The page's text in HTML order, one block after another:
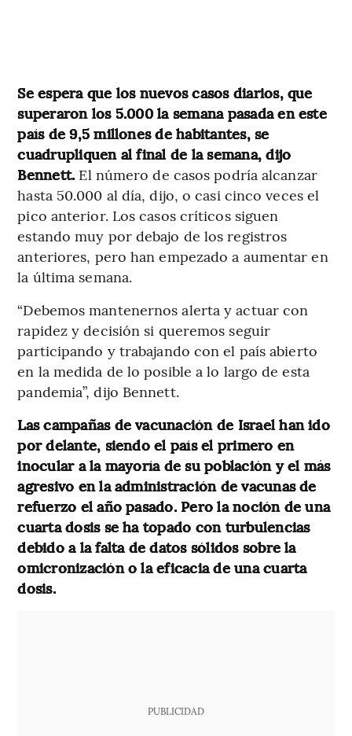
Se espera que los nuevos casos diarios, que
superaron los 5.000 la semana pasada en este
país de 9,5 millones de habitantes, se
cuadrupliquen al final de la semana, dijo
Bennett. El número de casos podría alcanzar
hasta 50.000 al día, dijo, o casi cinco veces el
pico anterior. Los casos críticos siguen
estando muy por debajo de los registros
anteriores, pero han empezado a aumentar en
la última semana.
“Debemos mantenernos alerta y actuar con
rapidez y decisión si queremos seguir
participando y trabajando con el país abierto
en la medida de lo posible a lo largo de esta
pandemia”, dijo Bennett.
Las campañas de vacunación de Israel han ido
por delante, siendo el país el primero en
inocular a la mayoría de su población y el más
agresivo en la administración de vacunas de
refuerzo el año pasado. Pero la noción de una
cuarta dosis se ha topado con turbulencias
debido a la falta de datos sólidos sobre la
omicronización o la eficacia de una cuarta
dosis.
PUBLICIDAD